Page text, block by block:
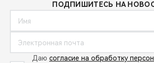
ПОДПИШИТЕСЬ НА
Даю согласие на обработку